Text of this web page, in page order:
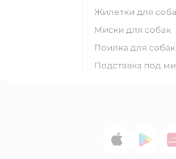
жилетки для
миски для собак
поилка для собак
подставка под
App Store